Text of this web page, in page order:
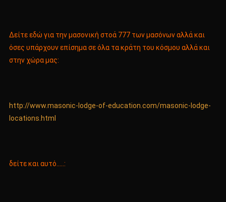
Δείτε εδώ για την μασονική στοά 777 των μασόνων αλλά και
όσες υπάρχουν επίσημα σε όλα τα κράτη του κόσμου αλλά και
στην χώρα μας:
http://www.masonic-lodge-of-education.com/masonic-lodge-
locations.html
δείτε και αυτό…..: